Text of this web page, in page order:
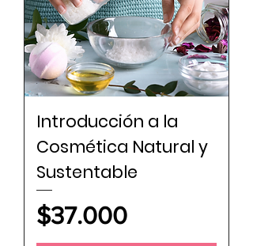
Introducción a la
Cosmética Natural y
Sustentable
Price
$37.000